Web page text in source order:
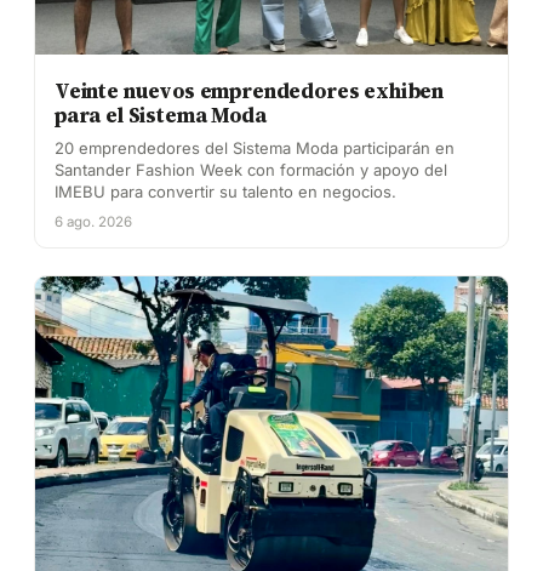
Veinte nuevos emprendedores exhiben
para el Sistema Moda
20 emprendedores del Sistema Moda participarán en
Santander Fashion Week con formación y apoyo del
IMEBU para convertir su talento en negocios.
6 ago. 2026